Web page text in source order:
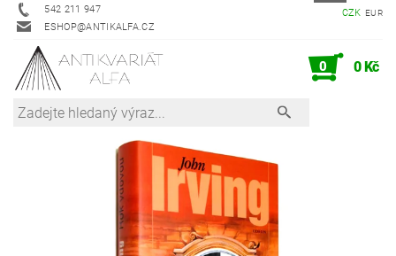
542 211 947
ESHOP@ANTIKALFA.CZ
CZK EUR
0 0 Kč